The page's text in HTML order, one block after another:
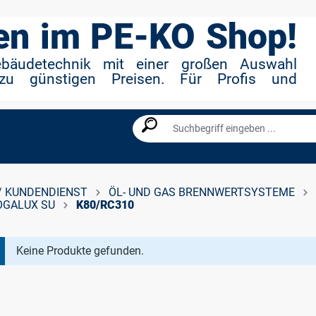
im PE-KO Shop!
mit einer großen Auswahl
günstigen Preisen. Für Profis und
KUNDENDIENST
ÖL- UND GAS BRENNWERTSYSTEME
SU
K80/RC310
Keine Produkte gefunden.